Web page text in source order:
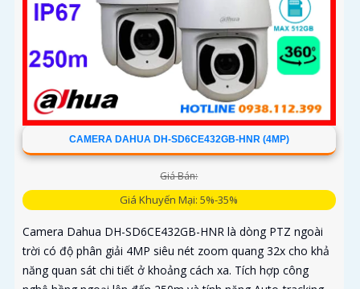
CAMERA DAHUA DH-SD6CE432GB-HNR (4MP)
Giá Bán:
Giá Khuyến Mại: 5%-35%
Camera Dahua DH-SD6CE432GB-HNR là dòng PTZ ngoài
trời có độ phân giải 4MP siêu nét zoom quang 32x cho khả
năng quan sát chi tiết ở khoảng cách xa. Tích hợp công